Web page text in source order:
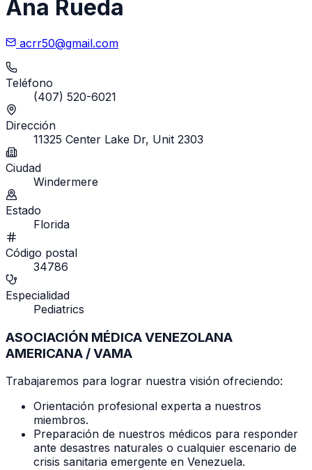
Ana Rueda
acrr50@gmail.com
Teléfono
(407) 520-6021
Dirección
11325 Center Lake Dr, Unit 2303
Ciudad
Windermere
Estado
Florida
Código postal
34786
Especialidad
Pediatrics
ASOCIACIÓN MÉDICA VENEZOLANA
AMERICANA / VAMA
Trabajaremos para lograr nuestra visión ofreciendo:
Orientación profesional experta a nuestros
miembros.
Preparación de nuestros médicos para responder
ante desastres naturales o cualquier escenario de
crisis sanitaria emergente en Venezuela.